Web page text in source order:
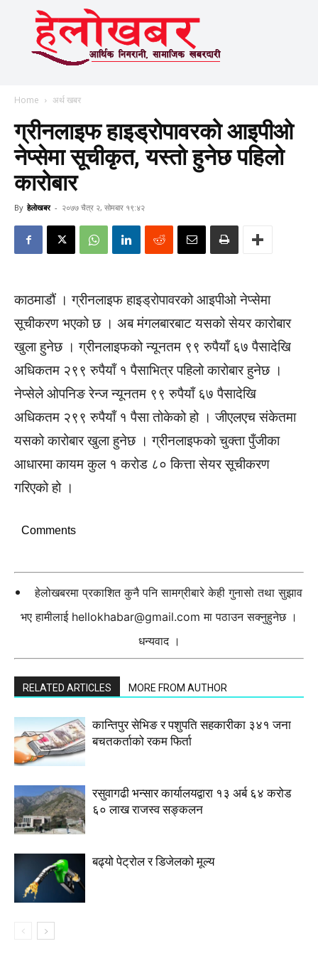
Home अर्थ खबर
ग्रीनलाइफ हाइड्रोपावरको आइपीओ
नेप्सेमा सूचीकृत, यस्तो हुनेछ पहिलो
कारोबार
By हेलाेखबर - २०७७ चैत्र २, सोमबार १९:४२
काठमाडौं । ग्रीनलाइफ हाइड्रोपावरको आइपीओ नेप्सेमा
सूचीकरण भएको छ । अब मंगलबारबाट यसको सेयर कारोबार
खुला हुनेछ । ग्रीनलाइफको न्यूनतम ९९ रुपैयाँ ६७ पैसादेखि
अधिकतम २९९ रुपैयाँ १ पैसाभित्र पहिलो कारोबार हुनेछ ।
नेप्सेले ओपनिङ रेन्ज न्यूनतम ९९ रुपैयाँ ६७ पैसादेखि
अधिकतम २९९ रुपैयाँ १ पैसा तोकेको हो । जीएलएच संकेतमा
यसको कारोबार खुला हुनेछ । ग्रीनलाइफको चुक्ता पुँजीका
आधारमा कायम कुल १ करोड ८० कित्ता सेयर सूचीकरण
गरिएको हो ।
Comments
हेलोखबरमा प्रकाशित कुनै पनि सामग्रीबारे केही गुनासो तथा सुझाव
भए हामीलाई hellokhabar@gmail.com मा पठाउन सक्नुहुनेछ ।
धन्यवाद ।
RELATED ARTICLES MORE FROM AUTHOR
कान्तिपुर सेभिङ र पशुपति सहकारीका ३४१ जना
बचतकर्ताको रकम फिर्ता
रसुवागढी भन्सार कार्यालयद्वारा १३ अर्ब ६४ करोड
६० लाख राजस्व सङ्कलन
बढ्यो पेट्रोल र डिजेलको मूल्य